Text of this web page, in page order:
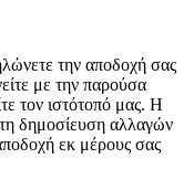
την αποδοχή σας
με την παρούσα
τον ιστότοπό μας. Η
δημοσίευση αλλαγών
εκ μέρους σας